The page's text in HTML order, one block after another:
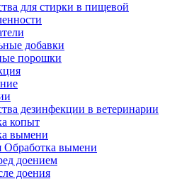
для стирки в пищевой
добавки
порошки
дезинфекции в ветеринарии
копыт
вымени
Обработка вымени
доением
доения